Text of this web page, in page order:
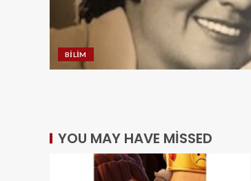
BILIM
YOU MAY HAVE MISSED